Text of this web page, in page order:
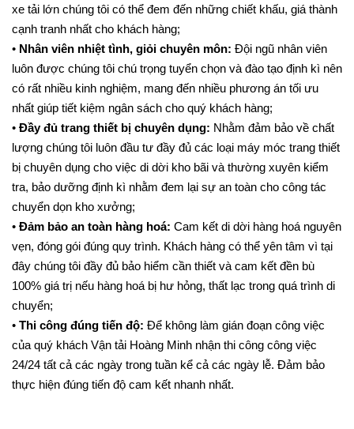
xe tải lớn chúng tôi có thể đem đến những chiết khấu, giá thành
cạnh tranh nhất cho khách hàng;
• Nhân viên nhiệt tình, giỏi chuyên môn: Đội ngũ nhân viên
luôn được chúng tôi chú trọng tuyển chọn và đào tạo định kì nên
có rất nhiều kinh nghiệm, mang đến nhiều phương án tối ưu
nhất giúp tiết kiệm ngân sách cho quý khách hàng;
• Đầy đủ trang thiết bị chuyên dụng: Nhằm đảm bảo về chất
lượng chúng tôi luôn đầu tư đầy đủ các loại máy móc trang thiết
bị chuyên dụng cho việc di dời kho bãi và thường xuyên kiểm
tra, bảo dưỡng định kì nhằm đem lại sự an toàn cho công tác
chuyển dọn kho xưởng;
• Đảm bảo an toàn hàng hoá: Cam kết di dời hàng hoá nguyên
vẹn, đóng gói đúng quy trình. Khách hàng có thể yên tâm vì tại
đây chúng tôi đầy đủ bảo hiểm cần thiết và cam kết đền bù
100% giá trị nếu hàng hoá bị hư hỏng, thất lạc trong quá trình di
chuyển;
• Thi công đúng tiến độ: Để không làm gián đoạn công việc
của quý khách Vận tải Hoàng Minh nhận thi công công việc
24/24 tất cả các ngày trong tuần kể cả các ngày lễ. Đảm bảo
thực hiện đúng tiến độ cam kết nhanh nhất.